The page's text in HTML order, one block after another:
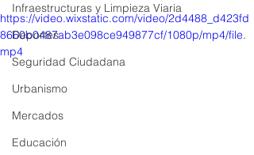
Infraestructuras y Limpieza Viaria
Deportes
Seguridad Ciudadana
Urbanismo
Mercados
Educación
https://video.wixstatic.com/video/2d4488_d423fd
8660b0487ab3e098ce949877cf/1080p/mp4/file.
mp4